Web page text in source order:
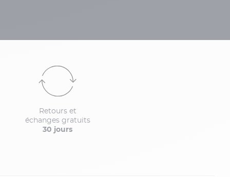
Retours et
échanges gratuits
30 jours